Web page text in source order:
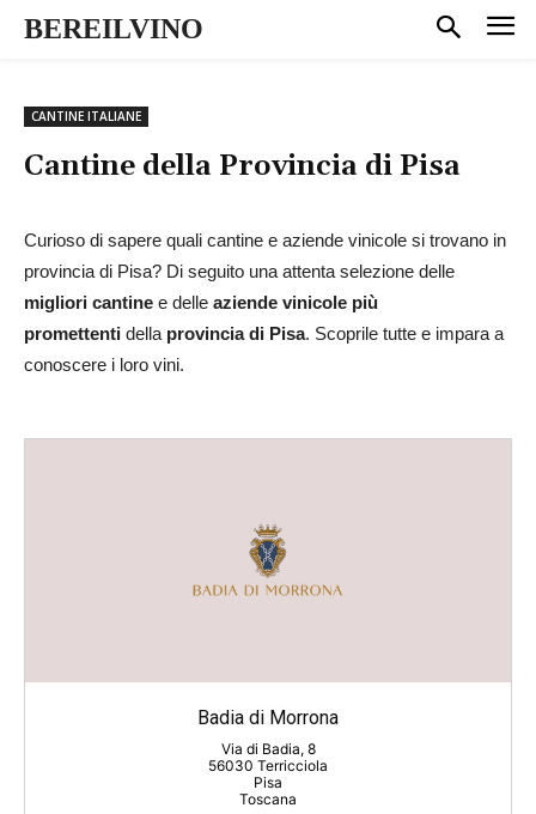
BEREILVINO
CANTINE ITALIANE
Cantine della Provincia di Pisa
Curioso di sapere quali cantine e aziende vinicole si trovano in
provincia di Pisa? Di seguito una attenta selezione delle
migliori cantine e delle aziende vinicole più
promettenti della provincia di Pisa. Scoprile tutte e impara a
conoscere i loro vini.
Badia di Morrona
Via di Badia, 8
56030 Terricciola
Pisa
Toscana